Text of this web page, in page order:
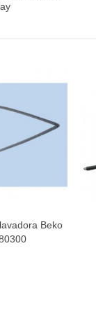
Beko